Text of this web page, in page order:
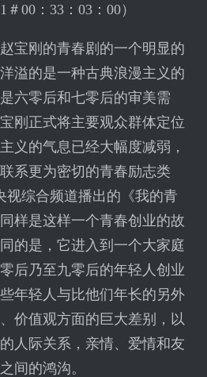
00：33：03：00）
宝刚的青春剧的一个明显的
溢的是一种古典浪漫主义的
六零后和七零后的审美需
刚正式将主要观众群体定位
义的气息已经大幅度减弱，
系更为密切的青春励志类
视综合频道播出的《我的青
样是这样一个青春创业的故
的是，它进入到一个大家庭
后乃至九零后的年轻人创业
年轻人与比他们年长的另外
价值观方面的巨大差别，以
人际关系，亲情、爱情和友
间的鸿沟。